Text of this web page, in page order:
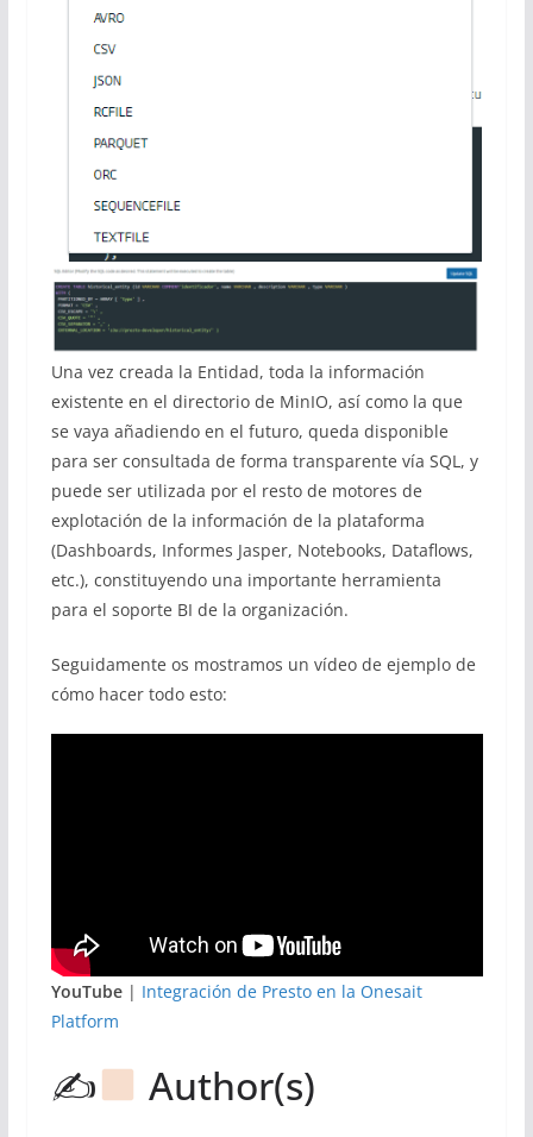
Una vez creada la Entidad, toda la información
existente en el directorio de MinIO, así como la que
se vaya añadiendo en el futuro, queda disponible
para ser consultada de forma transparente vía SQL, y
puede ser utilizada por el resto de motores de
explotación de la información de la plataforma
(Dashboards, Informes Jasper, Notebooks, Dataflows,
etc.), constituyendo una importante herramienta
para el soporte BI de la organización.
Seguidamente os mostramos un vídeo de ejemplo de
cómo hacer todo esto:
YouTube| Integración de Presto en la Onesait
Platform
✍ Author(s)